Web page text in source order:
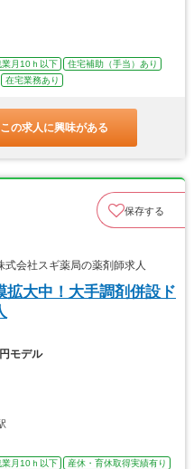
業月10ｈ以下
住宅補助（手当）あり
在宅業務あり
この求人に興味がある
保存する
会社スギ薬局の薬剤師求人
拡大中！大手調剤併設ド
モデル
業月10ｈ以下
産休・育休取得実績有り